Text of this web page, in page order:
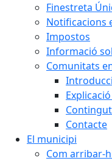
Finestreta
Notificacions
Impostos
Informació
Comunitats
Contacte
El municipi
Com arribar-